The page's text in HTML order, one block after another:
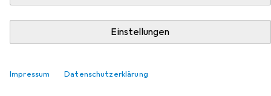
Einstellungen
Impressum Datenschutzerklärung
Relevanz